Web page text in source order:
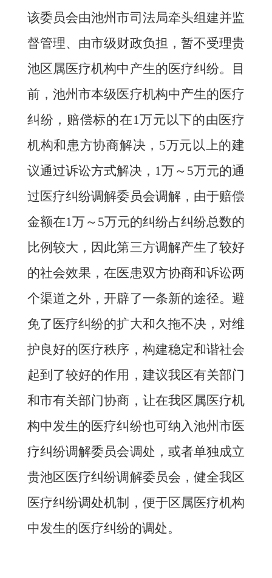
该委员会由池州市司法局牵头组建并监
督管理、由市级财政负担，暂不受理贵
池区属医疗机构中产生的医疗纠纷。目
前，池州市本级医疗机构中产生的医疗
纠纷，赔偿标的在1万元以下的由医疗
机构和患方协商解决， 5万元以上的建
议通过诉讼方式解决， 1万～ 5万元的通
过医疗纠纷调解委员会调解，由于赔偿
金额在1万～ 5万元的纠纷占纠纷总数的
比例较大，因此第三方调解产生了较好
的社会效果，在医患双方协商和诉讼两
个渠道之外，开辟了一条新的途径。避
免了医疗纠纷的扩大和久拖不决，对维
护良好的医疗秩序，构建稳定和谐社会
起到了较好的作用，建议我区有关部门
和市有关部门协商，让在我区属医疗机
构中发生的医疗纠纷也可纳入池州市医
疗纠纷调解委员会调处，或者单独成立
贵池区医疗纠纷调解委员会，健全我区
医疗纠纷调处机制，便于区属医疗机构
中发生的医疗纠纷的调处。